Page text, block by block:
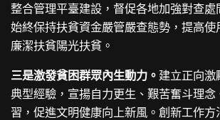
整合管理平臺建設，督促各地加強對查處
始終保持扶貧資金嚴管嚴查態勢，提高使
廉潔扶貧陽光扶貧。
三是激發貧困群眾內生動力。 建立正向激
典型經驗，宣揚自力更生、艱苦奮斗理
習，促進文明健康向上新風。創新工作方